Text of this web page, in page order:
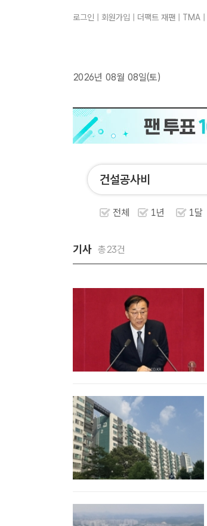
로그인 회원가입 더팩트 재팬 TMA
2026년 08월 08일(토)
전체 1년 1달
기사 총23건